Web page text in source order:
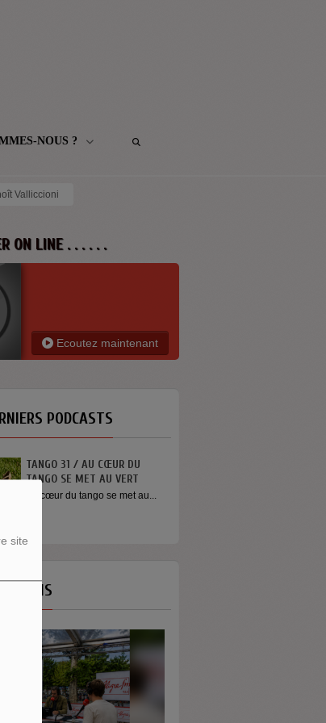
site
NOUS ?
Valliccioni
ON LINE . . . . . .
Ecoutez maintenant
PODCASTS
TANGO 31 / AU CŒUR DU
TANGO SE MET AU VERT
Au cœur du tango se met au...